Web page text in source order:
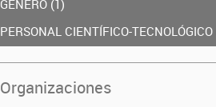
GÉNERO (1)
PERSONAL CIENTÍFICO-TECNOLÓGICO
Organizaciones